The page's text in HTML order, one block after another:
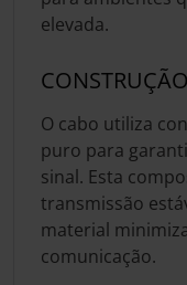
elevada.
O cabo utiliza
puro para
sinal. Esta
transmissão
material
comunicação.